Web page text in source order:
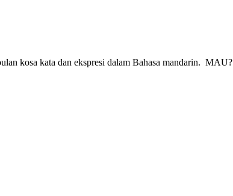
kosa kata dan ekspresi dalam Bahasa mandarin. MAU?